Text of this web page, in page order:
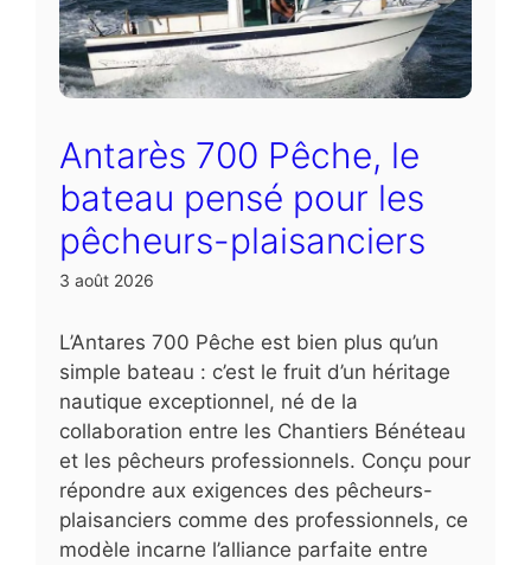
Antarès 700 Pêche, le
bateau pensé pour les
pêcheurs-plaisanciers
3 août 2026
L’Antares 700 Pêche est bien plus qu’un
simple bateau : c’est le fruit d’un héritage
nautique exceptionnel, né de la
collaboration entre les Chantiers Bénéteau
et les pêcheurs professionnels. Conçu pour
répondre aux exigences des pêcheurs-
plaisanciers comme des professionnels, ce
modèle incarne l’alliance parfaite entre